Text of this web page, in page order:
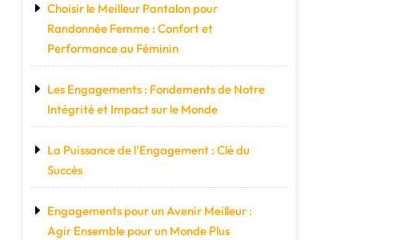
Choisir le Meilleur Pantalon pour
Randonnée Femme : Confort et
Performance au Féminin
Les Engagements : Fondements de Notre
Intégrité et Impact sur le Monde
La Puissance de l’Engagement : Clé du
Succès
Engagements pour un Avenir Meilleur :
Agir Ensemble pour un Monde Plus